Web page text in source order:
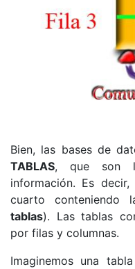
Bien, las bases de
TABLAS, que son
información. Es
cuarto conteniendo
tablas). Las tablas
por filas y columnas.
Imaginemos una